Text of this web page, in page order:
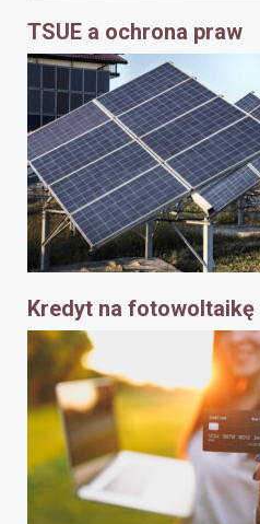
TSUE a ochrona praw
Kredyt na fotowoltaikę